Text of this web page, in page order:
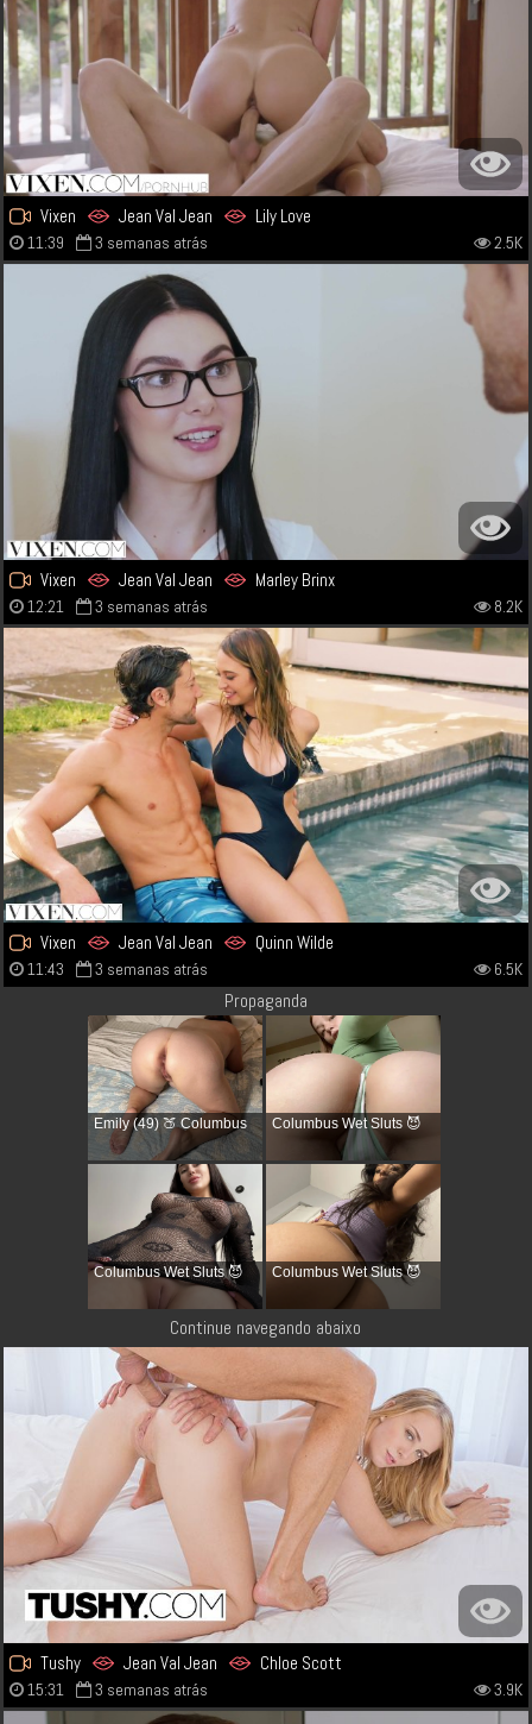
Vixen Jean Val Jean Lily Love
11:39 3 semanas atrás 2.5K
Vixen Jean Val Jean Marley Brinx
12:21 3 semanas atrás 8.2K
Vixen Jean Val Jean Quinn Wilde
11:43 3 semanas atrás 6.5K
Propaganda
Emily (49) 🍑 Columbus Columbus Wet Sluts 😈
Columbus Wet Sluts 😈 Columbus Wet Sluts 😈
Continue navegando abaixo
Tushy Jean Val Jean Chloe Scott
15:31 3 semanas atrás 3.9K